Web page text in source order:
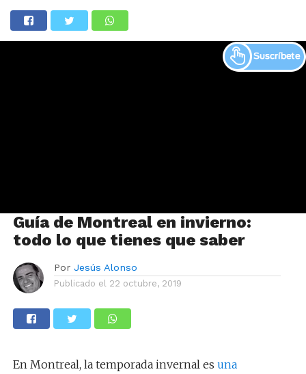
Guía de Montreal en invierno:
todo lo que tienes que saber
Por Jesús Alonso
Publicado el 22 octubre, 2019
En Montreal, la temporada invernal es una